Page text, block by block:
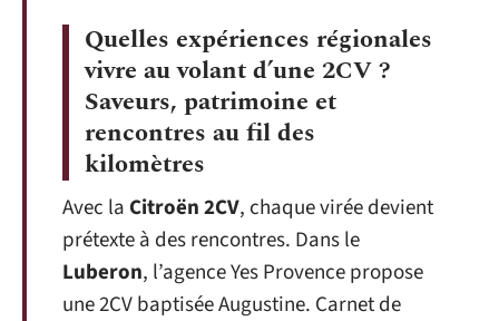
Quelles expériences régionales
vivre au volant d’une 2CV ?
Saveurs, patrimoine et
rencontres au fil des
kilomètres
Avec la Citroën 2CV, chaque virée devient
prétexte à des rencontres. Dans le
Luberon, l’agence Yes Provence propose
une 2CV baptisée Augustine. Carnet de